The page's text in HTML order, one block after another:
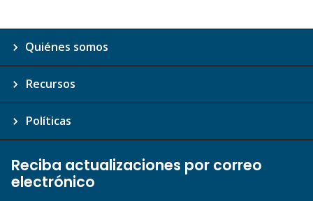
Quiénes somos
Recursos
Políticas
Reciba actualizaciones por correo
electrónico